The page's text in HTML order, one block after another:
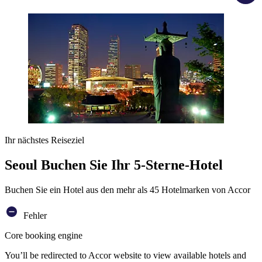
Ihr nächstes Reiseziel
Seoul Buchen Sie Ihr 5-Sterne-Hotel
Buchen Sie ein Hotel aus den mehr als 45 Hotelmarken von Accor
Fehler
Core booking engine
You’ll be redirected to Accor website to view available hotels and